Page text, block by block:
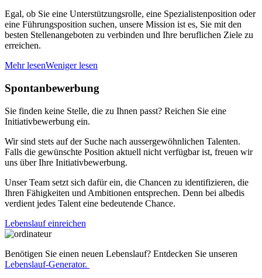
Egal, ob Sie eine Unterstützungsrolle, eine Spezialistenposition oder
eine Führungsposition suchen, unsere Mission ist es, Sie mit den
besten Stellenangeboten zu verbinden und Ihre beruflichen Ziele zu
erreichen.
Mehr lesenWeniger lesen
Spontanbewerbung
Sie finden keine Stelle, die zu Ihnen passt? Reichen Sie eine
Initiativbewerbung ein.
Wir sind stets auf der Suche nach aussergewöhnlichen Talenten.
Falls die gewünschte Position aktuell nicht verfügbar ist, freuen wir
uns über Ihre Initiativbewerbung.
Unser Team setzt sich dafür ein, die Chancen zu identifizieren, die
Ihren Fähigkeiten und Ambitionen entsprechen. Denn bei albedis
verdient jedes Talent eine bedeutende Chance.
Lebenslauf einreichen
Benötigen Sie einen neuen Lebenslauf? Entdecken Sie unseren
Lebenslauf-Generator.